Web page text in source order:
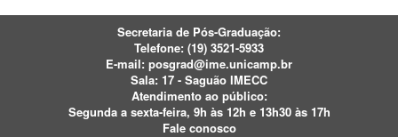
Secretaria de Pós-Graduação:
Telefone: (19) 3521-5933
E-mail: posgrad@ime.unicamp.br
Sala: 17 - Saguão IMECC
Atendimento ao público:
Segunda a sexta-feira, 9h às 12h e 13h30 às 17h
Fale conosco